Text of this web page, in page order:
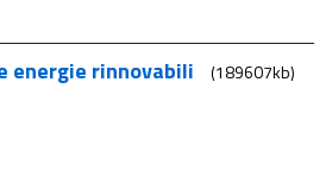
energie rinnovabili (189607kb)